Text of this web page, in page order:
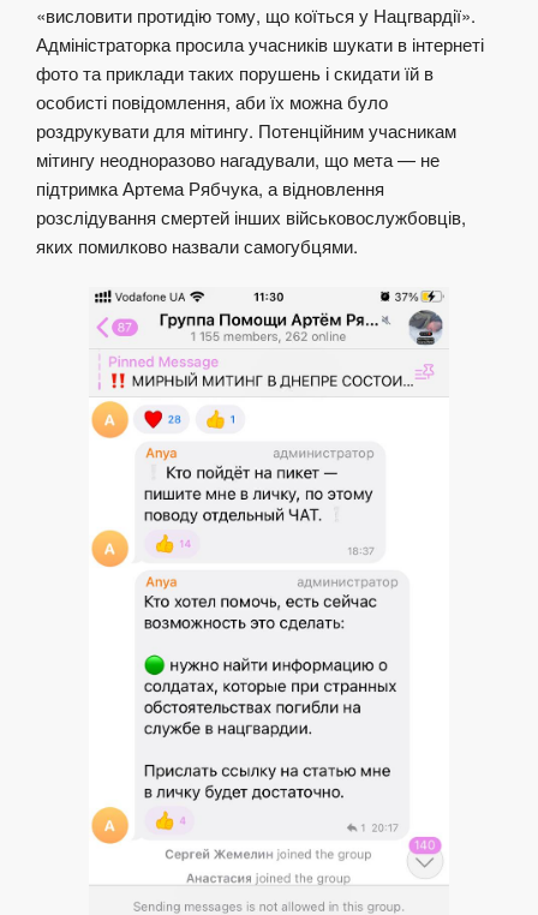
«висловити протидію тому, що коїться у Нацгвардії».
Адміністраторка просила учасників шукати в інтернеті
фото та приклади таких порушень і скидати їй в
особисті повідомлення, аби їх можна було
роздрукувати для мітингу. Потенційним учасникам
мітингу неодноразово нагадували, що мета — не
підтримка Артема Рябчука, а відновлення
розслідування смертей інших військовослужбовців,
яких помилково назвали самогубцями.